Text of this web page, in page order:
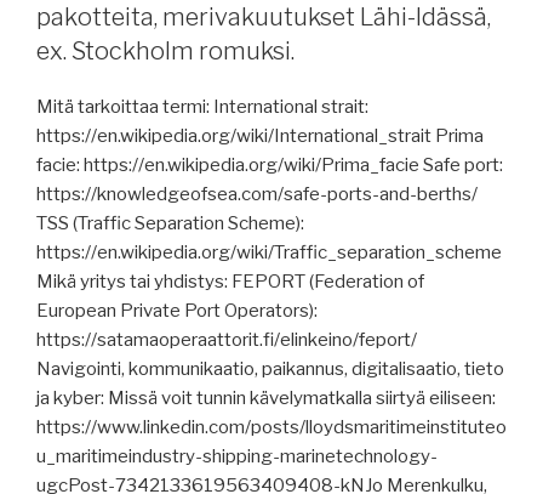
Suomenlahdelle,
merenkulkijoiden
Hormuzin
salmen
liikenne,
venäläinen
sota-
alus
saattaa,
saaripoikkeuksen
vaikutus
Ahvenanmaalle,
Deltamarin,
Foreship,
Finferries,
raportteja,
pakotteita, merivakuutukset Lähi-Idässä,
ex. Stockholm romuksi.
Mitä tarkoittaa termi: International strait:
https://en.wikipedia.org/wiki/International_strait Prima
facie: https://en.wikipedia.org/wiki/Prima_facie Safe port:
https://knowledgeofsea.com/safe-ports-and-berths/
TSS (Traffic Separation Scheme):
https://en.wikipedia.org/wiki/Traffic_separation_scheme
Mikä yritys tai yhdistys: FEPORT (Federation of
European Private Port Operators):
https://satamaoperaattorit.fi/elinkeino/feport/
Navigointi, kommunikaatio, paikannus, digitalisaatio, tieto
ja kyber: Missä voit tunnin kävelymatkalla siirtyä eiliseen:
https://www.linkedin.com/posts/lloydsmaritimeinstituteo
u_maritimeindustry-shipping-marinetechnology-
ugcPost-7342133619563409408-kNJo Merenkulku,